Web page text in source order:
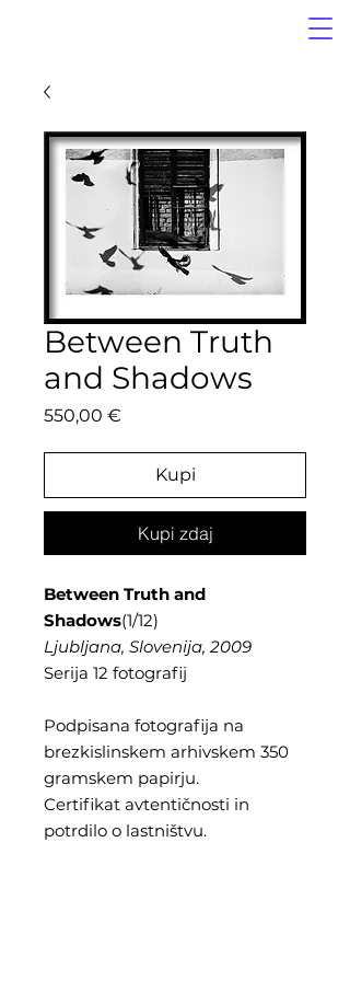
Between Truth
and Shadows
550,00 €
Kupi
Kupi zdaj
Between Truth and
Shadows(1/12)
Ljubljana, Slovenija, 2009
Serija 12 fotografij
Podpisana fotografija na
brezkislinskem arhivskem 350
gramskem papirju.
Certifikat avtentičnosti in
potrdilo o lastništvu.